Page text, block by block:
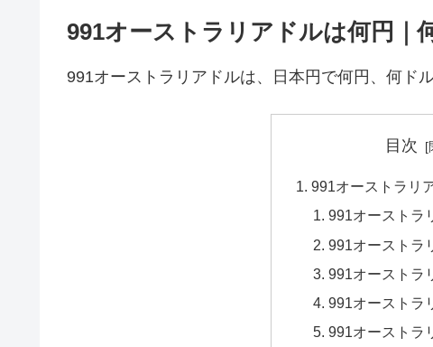
991オーストラリアドルは何円｜
991オーストラリアドルは、日本円で何円、何ド
目次
991オーストラリ
991オーストラ
991オーストラ
991オーストラ
991オーストラ
991オーストラ